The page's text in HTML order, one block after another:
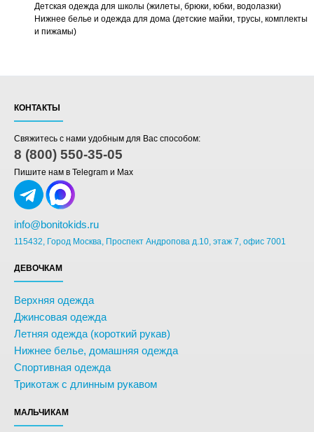
Детская одежда для школы (жилеты, брюки, юбки, водолазки)
Нижнее белье и одежда для дома (детские майки, трусы, комплекты
и пижамы)
КОНТАКТЫ
Свяжитесь с нами удобным для Вас способом:
8 (800) 550-35-05
Пишите нам в Telegram и Max
info@bonitokids.ru
115432, Город Москва, Проспект Андропова д.10, этаж 7, офис 7001
ДЕВОЧКАМ
Верхняя одежда
Джинсовая одежда
Летняя одежда (короткий рукав)
Нижнее белье, домашняя одежда
Спортивная одежда
Трикотаж с длинным рукавом
МАЛЬЧИКАМ